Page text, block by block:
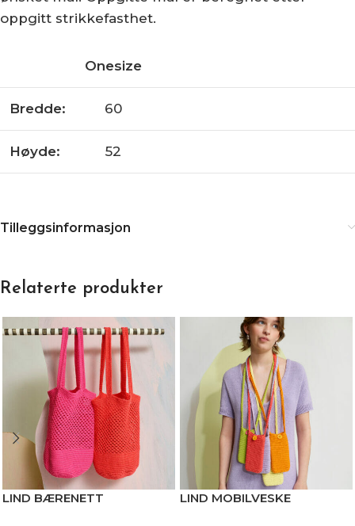
oppgitt strikkefasthet.
Onesize
Bredde: 60
Høyde: 52
Tilleggsinformasjon
Relaterte produkter
LIND BÆRENETT LIND MOBILVESKE